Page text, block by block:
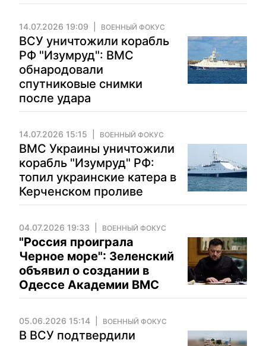
14.07.2026 19:09 ВОЕННЫЙ ФОКУС
ВСУ уничтожили корабль
РФ "Изумруд": ВМС
обнародовали
спутниковые снимки
после удара
14.07.2026 15:15 ВОЕННЫЙ ФОКУС
ВМС Украины уничтожили
корабль "Изумруд" РФ:
топил украинские катера в
Керченском проливе
04.07.2026 19:33 ВОЕННЫЙ ФОКУС
"Россия проиграла
Черное море": Зеленский
объявил о создании в
Одессе Академии ВМС
05.06.2026 15:14 ВОЕННЫЙ ФОКУС
В ВСУ подтвердили